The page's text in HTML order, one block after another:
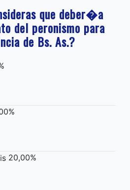
que deber�a
del peronismo para
de Bs. As.?
20,00%